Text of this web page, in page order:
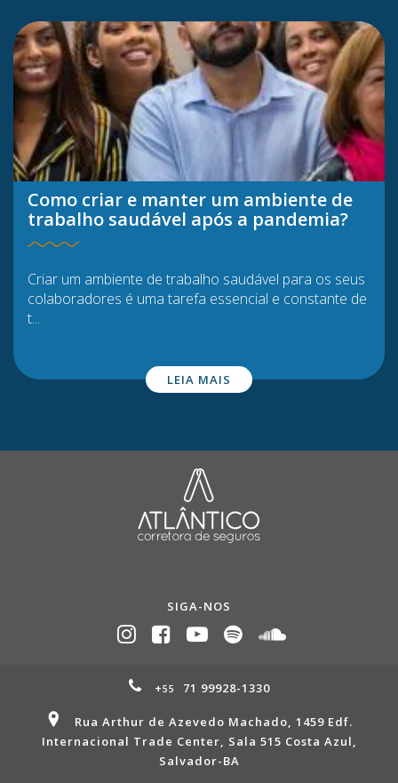
Como criar e manter um ambiente de
trabalho saudável após a pandemia?
Criar um ambiente de trabalho saudável para os seus
colaboradores é uma tarefa essencial e constante de
t...
LEIA MAIS
SIGA-NOS
+55 71 99928-1330
Rua Arthur de Azevedo Machado, 1459 Edf.
Internacional Trade Center, Sala 515 Costa Azul,
Salvador-BA